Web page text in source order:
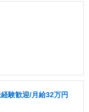
験歓迎/月給32万円